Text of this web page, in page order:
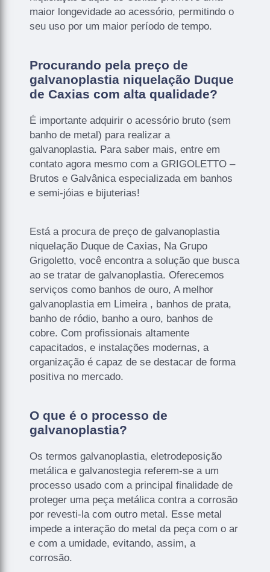
maior longevidade ao acessório, permitindo o
seu uso por um maior período de tempo.
Procurando pela preço de
galvanoplastia niquelação Duque
de Caxias com alta qualidade?
É importante adquirir o acessório bruto (sem
banho de metal) para realizar a
galvanoplastia. Para saber mais, entre em
contato agora mesmo com a GRIGOLETTO –
Brutos e Galvânica especializada em banhos
e semi-jóias e bijuterias!
Está a procura de preço de galvanoplastia
niquelação Duque de Caxias, Na Grupo
Grigoletto, você encontra a solução que busca
ao se tratar de galvanoplastia. Oferecemos
serviços como banhos de ouro, A melhor
galvanoplastia em Limeira , banhos de prata,
banho de ródio, banho a ouro, banhos de
cobre. Com profissionais altamente
capacitados, e instalações modernas, a
organização é capaz de se destacar de forma
positiva no mercado.
O que é o processo de
galvanoplastia?
Os termos galvanoplastia, eletrodeposição
metálica e galvanostegia referem-se a um
processo usado com a principal finalidade de
proteger uma peça metálica contra a corrosão
por revesti-la com outro metal. Esse metal
impede a interação do metal da peça com o ar
e com a umidade, evitando, assim, a
corrosão.